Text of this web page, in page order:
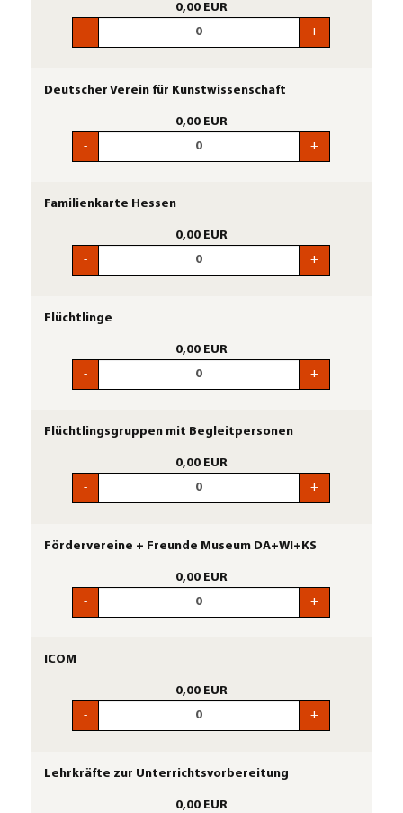
0,00 EUR
-
+
Deutscher Verein für Kunstwissenschaft
0,00 EUR
-
+
Familienkarte Hessen
0,00 EUR
-
+
Flüchtlinge
0,00 EUR
-
+
Flüchtlingsgruppen mit Begleitpersonen
0,00 EUR
-
+
Fördervereine + Freunde Museum DA+WI+KS
0,00 EUR
-
+
ICOM
0,00 EUR
-
+
Lehrkräfte zur Unterrichtsvorbereitung
0,00 EUR